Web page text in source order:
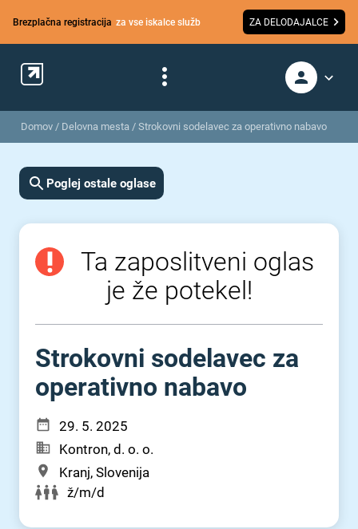
Brezplačna registracija za vse iskalce služb ZA DELODAJALCE
Domov / Delovna mesta / Strokovni sodelavec za operativno nabavo
Poglej ostale oglase
Ta zaposlitveni oglas
je že potekel!
Strokovni sodelavec za
operativno nabavo
29. 5. 2025
Kontron, d. o. o.
Kranj, Slovenija
ž/m/d